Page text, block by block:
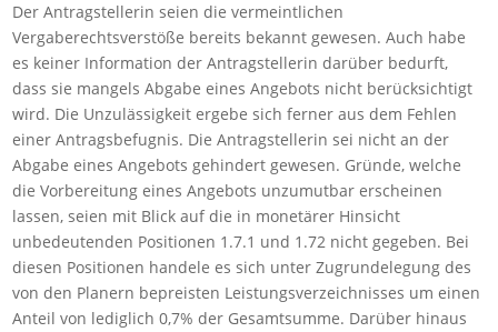
Der Antragstellerin seien die vermeintlichen
Vergaberechtsverstöße bereits bekannt gewesen. Auch habe
es keiner Information der Antragstellerin darüber bedurft,
dass sie mangels Abgabe eines Angebots nicht berücksichtigt
wird. Die Unzulässigkeit ergebe sich ferner aus dem Fehlen
einer Antragsbefugnis. Die Antragstellerin sei nicht an der
Abgabe eines Angebots gehindert gewesen. Gründe, welche
die Vorbereitung eines Angebots unzumutbar erscheinen
lassen, seien mit Blick auf die in monetärer Hinsicht
unbedeutenden Positionen 1.7.1 und 1.72 nicht gegeben. Bei
diesen Positionen handele es sich unter Zugrundelegung des
von den Planern bepreisten Leistungsverzeichnisses um einen
Anteil von lediglich 0,7% der Gesamtsumme. Darüber hinaus